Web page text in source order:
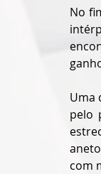
No
Uma
pelo
com